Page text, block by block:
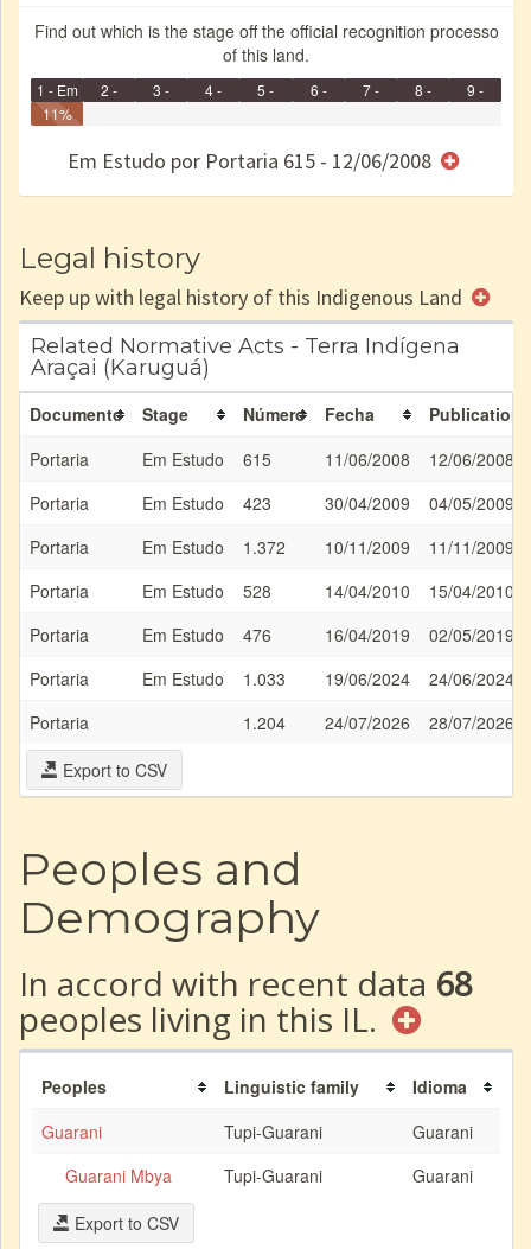
Find out which is the stage off the official recognition processo
of this land.
1 - Em
Identificação
2 -
3 -
4 -
5 -
6 -
e/ou
7 -
8 -
9 -
11%
Em Estudo por Portaria 615 - 12/06/2008
Legal history
Keep up with legal history of this Indigenous Land
Related Normative Acts - Terra Indígena
Araçai (Karuguá)
Documento Stage Número Fecha
Publication
Portaria
Em Estudo 615 11/06/2008
12/06/2008
Portaria
Em Estudo 423 30/04/2009
04/05/2009
Portaria
Em Estudo 1.372 10/11/2009
11/11/2009
Portaria
Em Estudo 528 14/04/2010
15/04/2010
Portaria
Em Estudo 476 16/04/2019
02/05/2019
Portaria
Em Estudo 1.033 19/06/2024
24/06/2024
Portaria
1.204 24/07/2026
28/07/2026
Export to CSV
Peoples and
Demography
In accord with recent data 68
peoples living in this IL.
Peoples Linguistic family
Idioma
Guarani
Tupi-Guarani
Guarani
Guarani Mbya
Tupi-Guarani
Guarani
Export to CSV